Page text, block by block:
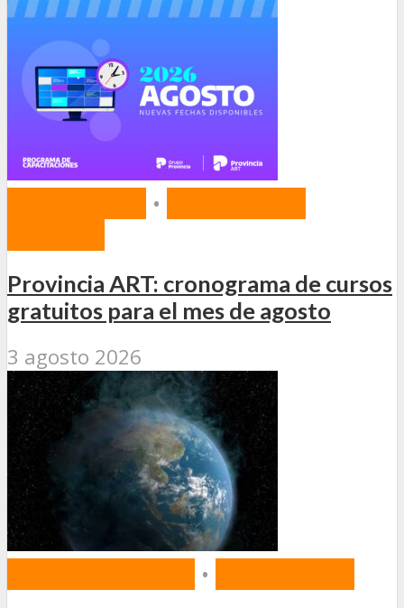
•
Provincia ART: cronograma de cursos
gratuitos para el mes de agosto
3 agosto 2026
•